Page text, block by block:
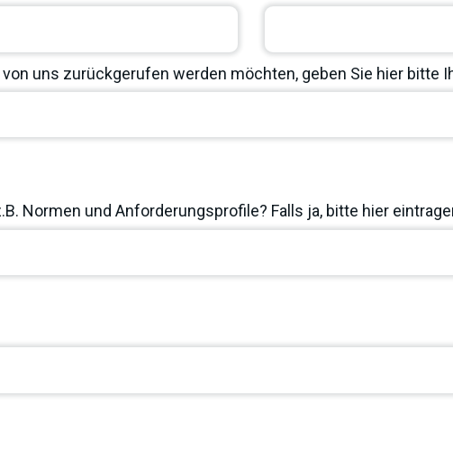
uns zurückgerufen werden möchten, geben Sie hier bitte
Normen und Anforderungsprofile? Falls ja, bitte hier